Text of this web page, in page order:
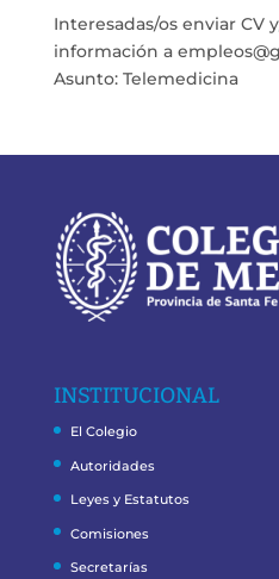
Interesadas/os enviar CV
información a
Asunto: Telemedicina
INSTITUCIONAL
El Colegio
Autoridades
Leyes y Estatutos
Comisiones
Secretarías